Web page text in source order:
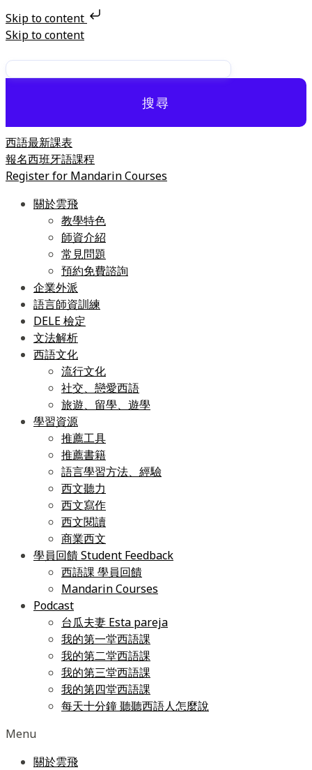
Skip to content
Skip to content
搜尋
西語最新課表
報名西班牙語課程
Register for Mandarin Courses
關於雲飛
教學特色
師資介紹
常見問題
預約免費諮詢
企業外派
語言師資訓練
DELE 檢定
文法解析
西語文化
流行文化
社交、戀愛西語
旅遊、留學、遊學
學習資源
推薦工具
推薦書籍
語言學習方法、經驗
西文聽力
西文寫作
西文閱讀
商業西文
學員回饋 Student Feedback
西語課 學員回饋
Mandarin Courses
Podcast
台瓜夫妻 Esta pareja
我的第一堂西語課
我的第二堂西語課
我的第三堂西語課
我的第四堂西語課
每天十分鐘 聽聽西語人怎麼說
Menu
關於雲飛